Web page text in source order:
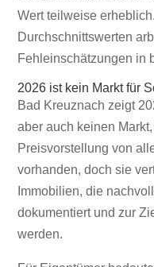
Wert teilweise
Durchschnittswerten
Fehleinschätzungen in
2026 ist kein Markt für
Bad Kreuznach zeigt
aber auch keinen
Preisvorstellung von
vorhanden, doch sie
Immobilien, die
dokumentiert und zur
werden.